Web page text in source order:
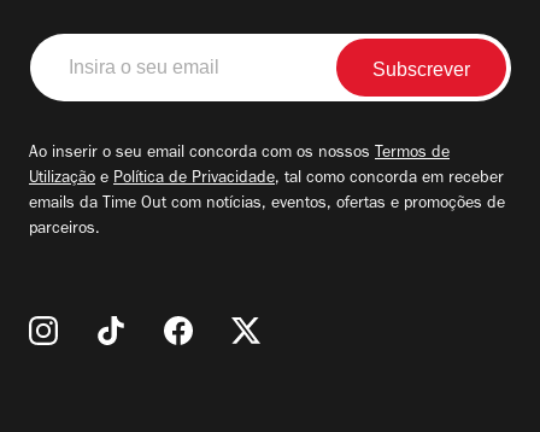
Insira
o
seu
Ao inserir o seu email concorda com os nossos Termos de
Utilização e Política de Privacidade, tal como concorda em receber
emails da Time Out com notícias, eventos, ofertas e promoções de
parceiros.